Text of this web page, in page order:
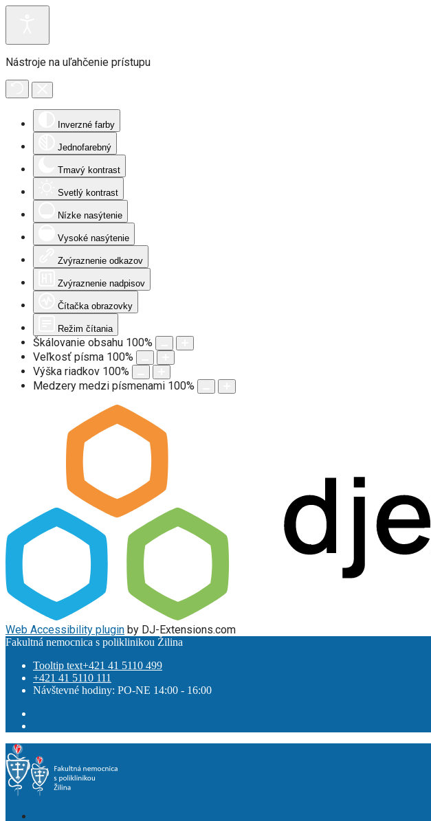
Nástroje na uľahčenie prístupu
Inverzné farby
Jednofarebný
Tmavý kontrast
Svetlý kontrast
Nízke nasýtenie
Vysoké nasýtenie
Zvýraznenie odkazov
Zvýraznenie nadpisov
Čítačka obrazovky
Režim čítania
Škálovanie obsahu 100%
Veľkosť písma 100%
Výška riadkov 100%
Medzery medzi písmenami 100%
Web Accessibility plugin by DJ-Extensions.com
Fakultná nemocnica s poliklinikou Žilina
Tooltip text+421 41 5110 499
+421 41 5110 111
Návštevné hodiny: PO-NE 14:00 - 16:00